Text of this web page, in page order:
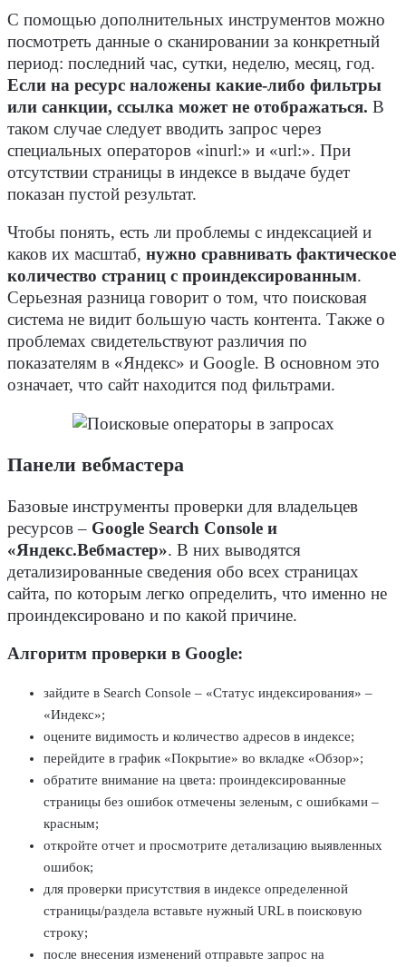
С помощью дополнительных инструментов можно
посмотреть данные о сканировании за конкретный
период: последний час, сутки, неделю, месяц, год.
Если на ресурс наложены какие-либо фильтры
или санкции, ссылка может не отображаться. В
таком случае следует вводить запрос через
специальных операторов «inurl:» и «url:». При
отсутствии страницы в индексе в выдаче будет
показан пустой результат.
Чтобы понять, есть ли проблемы с индексацией и
каков их масштаб, нужно сравнивать фактическое
количество страниц с проиндексированным.
Серьезная разница говорит о том, что поисковая
система не видит большую часть контента. Также о
проблемах свидетельствуют различия по
показателям в «Яндекс» и Google. В основном это
означает, что сайт находится под фильтрами.
Панели вебмастера
Базовые инструменты проверки для владельцев
ресурсов – Google Search Console и
«Яндекс.Вебмастер». В них выводятся
детализированные сведения обо всех страницах
сайта, по которым легко определить, что именно не
проиндексировано и по какой причине.
Алгоритм проверки в Google:
зайдите в Search Console – «Статус индексирования» –
«Индекс»;
оцените видимость и количество адресов в индексе;
перейдите в график «Покрытие» во вкладке «Обзор»;
обратите внимание на цвета: проиндексированные
страницы без ошибок отмечены зеленым, с ошибками –
красным;
откройте отчет и просмотрите детализацию выявленных
ошибок;
для проверки присутствия в индексе определенной
страницы/раздела вставьте нужный URL в поисковую
строку;
после внесения изменений отправьте запрос на